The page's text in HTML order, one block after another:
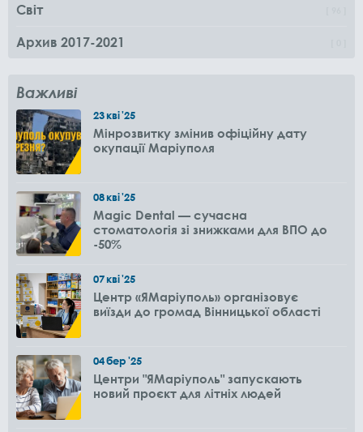
Світ
Архив 2017-2021
Важливі
23кві'25
Мінрозвитку змінив офіційну дату
окупації Маріуполя
08кві'25
Magic Dental — сучасна
стоматологія зі знижками для ВПО до
-50%
07кві'25
Центр «ЯМаріуполь» організовує
виїзди до громад Вінницької області
04бер'25
Центри "ЯМаріуполь" запускають
новий проєкт для літніх людей